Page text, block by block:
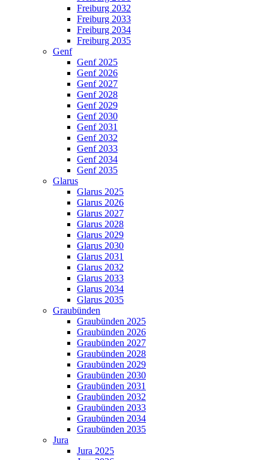
Freiburg 2032
Freiburg 2033
Freiburg 2034
Freiburg 2035
Genf
Genf 2025
Genf 2026
Genf 2027
Genf 2028
Genf 2029
Genf 2030
Genf 2031
Genf 2032
Genf 2033
Genf 2034
Genf 2035
Glarus
Glarus 2025
Glarus 2026
Glarus 2027
Glarus 2028
Glarus 2029
Glarus 2030
Glarus 2031
Glarus 2032
Glarus 2033
Glarus 2034
Glarus 2035
Graubünden
Graubünden 2025
Graubünden 2026
Graubünden 2027
Graubünden 2028
Graubünden 2029
Graubünden 2030
Graubünden 2031
Graubünden 2032
Graubünden 2033
Graubünden 2034
Graubünden 2035
Jura
Jura 2025